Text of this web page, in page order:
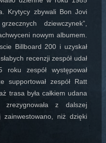
Krytycy zbywali Bon Jovi
dziewczynek”,
nowym albumem.
Billboard 200 i uzyskał
recenzji zespół udał
zespół występował
zespół Ratt
trasa była całkiem udana
z dalszej
zainwestowano, niż dzięki